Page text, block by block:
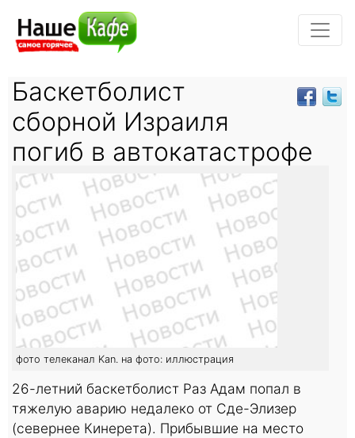
Баскетболист
сборной Израиля
погиб в автокатастрофе
фото телеканал Kan. на фото: иллюстрация
26-летний баскетболист Раз Адам попал в
тяжелую аварию недалеко от Сде-Элизер
(севернее Кинерета). Прибывшие на место